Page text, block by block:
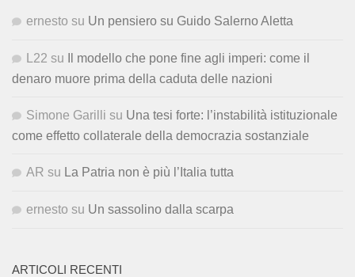
ernesto su Un pensiero su Guido Salerno Aletta
L22 su
Il modello che pone fine agli imperi: come il
denaro muore prima della caduta delle nazioni
Simone Garilli su Una tesi forte: l’instabilità istituzionale
come effetto collaterale della democrazia sostanziale
AR su La Patria non è più l’Italia tutta
ernesto su Un sassolino dalla scarpa
ARTICOLI RECENTI